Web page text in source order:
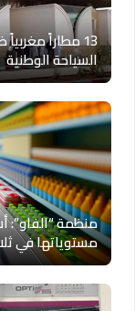
السياحة الوطنية
منظمة “الفاو”:
مستوياتها في